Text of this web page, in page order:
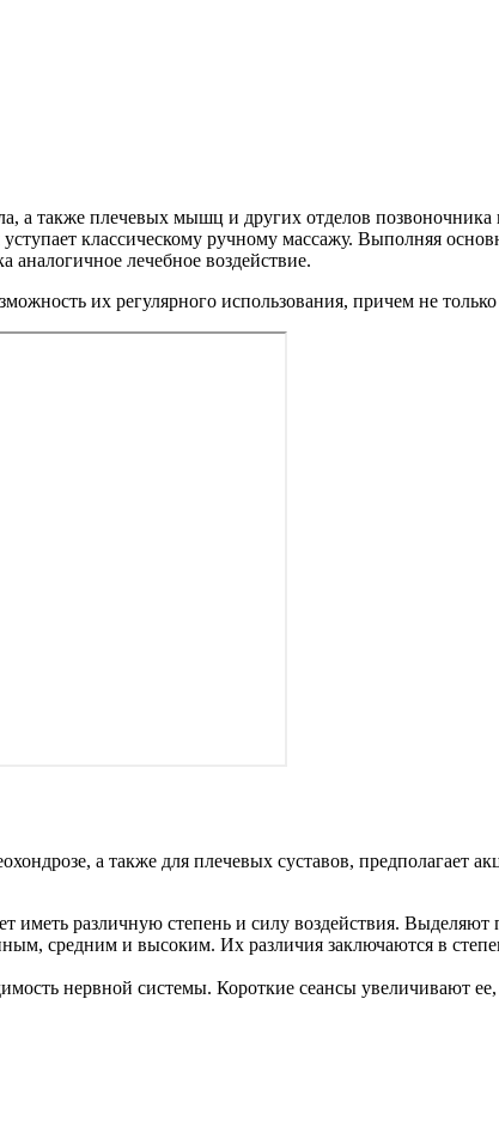
а также плечевых мышц и других отделов
классическому ручному массажу. Выполняя
аналогичное лечебное воздействие.
их регулярного использования, причем не
а также для плечевых суставов, предполагает
различную степень и силу воздействия.
средним и высоким. Их различия заключаются в
нервной системы. Короткие сеансы увеличивают